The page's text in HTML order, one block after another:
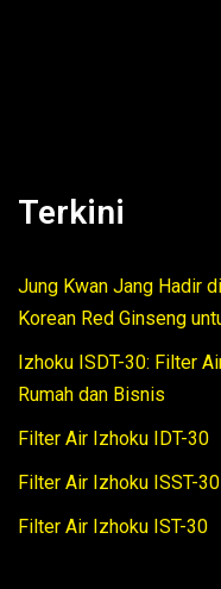
Terkini
Jung Kwan Jang Hadir
Korean Red Ginseng
Izhoku ISDT-30: Filter
Rumah dan Bisnis
Filter Air Izhoku IDT-30
Filter Air Izhoku ISST-30
Filter Air Izhoku IST-30